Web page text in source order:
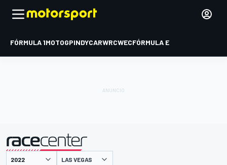
FÓRMULA 1MOTOGPINDYCARWRCWECFÓRMULA E
presentado por LAS VEGAS